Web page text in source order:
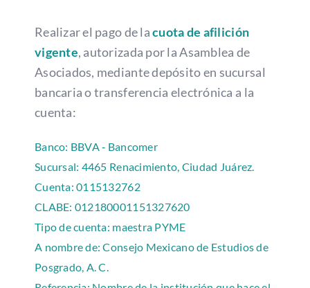
Realizar el pago de lacuota de afilición
vigente, autorizada por la Asamblea de
Asociados, mediante depósito en sucursal
bancaria o transferencia electrónica a la
cuenta:
Banco: BBVA ‐ Bancomer
Sucursal: 4465 Renacimiento, Ciudad Juárez.
Cuenta: 0115132762
CLABE: 012180001151327620
Tipo de cuenta: maestra PYME
A nombre de: Consejo Mexicano de Estudios de
Posgrado, A. C.